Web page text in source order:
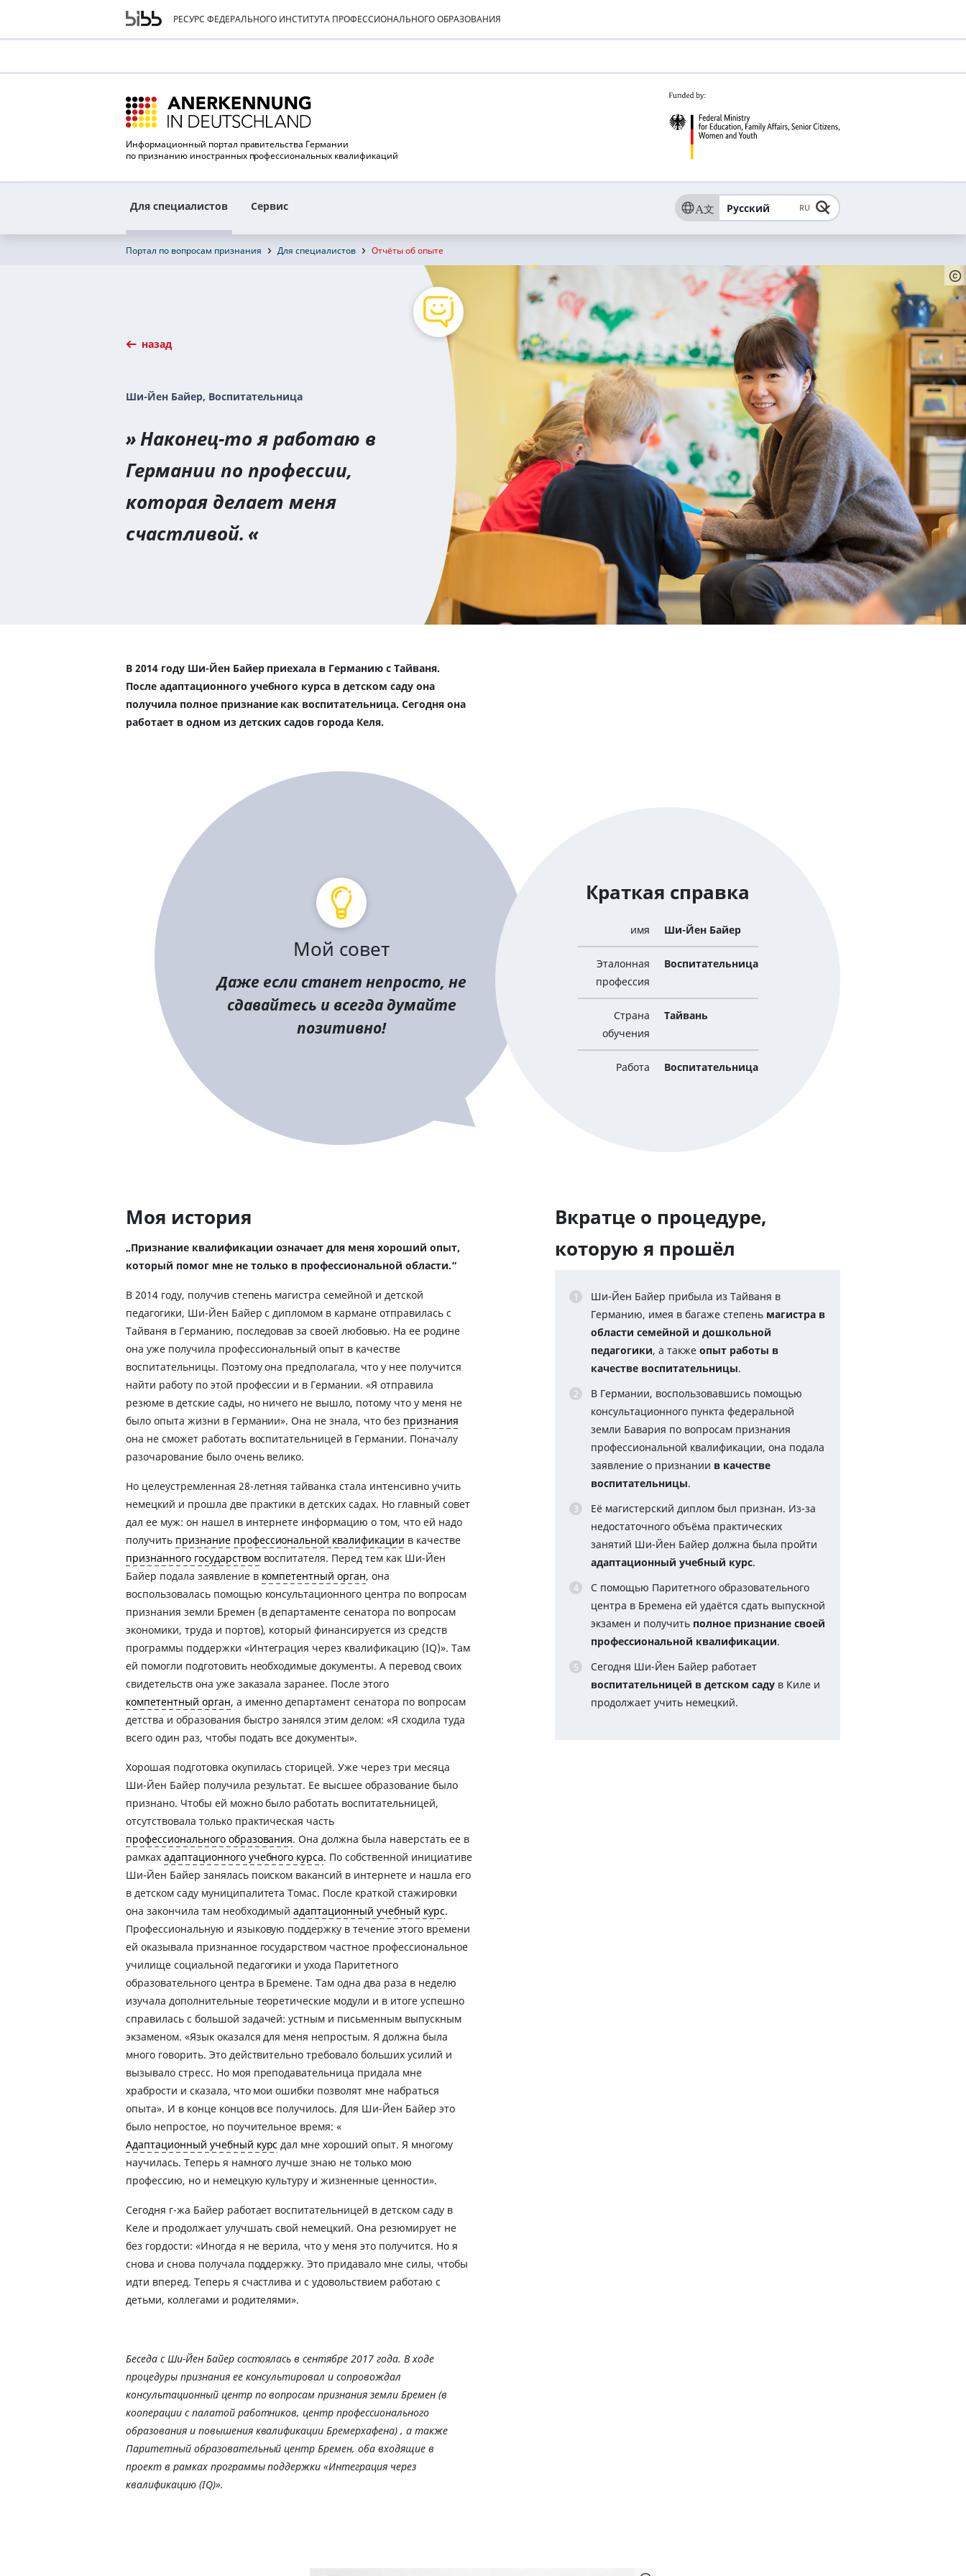
РЕСУРС ФЕДЕРАЛЬНОГО ИНСТИТУТА ПРОФЕССИОНАЛЬНОГО ОБРАЗОВАНИЯ
Информационный портал правительства Германии
по признанию иностранных профессиональных квалификаций
Для специалистов Сервис Русский RU
Портал по вопросам признания Для специалистов Отчёты об опыте
назад
Ши-Йен Байер, Воспитательница
Наконец-то я работаю в
Германии по профессии,
которая делает меня
счастливой.
В 2014 году Ши-Йен Байер приехала в Германию с Тайваня.
После адаптационного учебного курса в детском саду она
получила полное признание как воспитательница. Сегодня она
работает в одном из детских садов города Келя.
Мой совет
Даже если станет непросто, не
сдавайтесь и всегда думайте
позитивно!
Краткая справка
имя Ши-Йен Байер
Эталонная
профессия
Воспитательница
Страна
обучения
Тайвань
Работа Воспитательница
Моя история
„Признание квалификации означает для меня хороший опыт,
который помог мне не только в профессиональной области.“
В 2014 году, получив степень магистра семейной и детской
педагогики, Ши-Йен Байер с дипломом в кармане отправилась с
Тайваня в Германию, последовав за своей любовью. На ее родине
она уже получила профессиональный опыт в качестве
воспитательницы. Поэтому она предполагала, что у нее получится
найти работу по этой профессии и в Германии. «Я отправила
резюме в детские сады, но ничего не вышло, потому что у меня не
было опыта жизни в Германии». Она не знала, что без признания
она не сможет работать воспитательницей в Германии. Поначалу
разочарование было очень велико.
Но целеустремленная 28-летняя тайванка стала интенсивно учить
немецкий и прошла две практики в детских садах. Но главный совет
дал ее муж: он нашел в интернете информацию о том, что ей надо
получить признание профессиональной квалификации в качестве
признанного государствомвоспитателя. Перед тем как Ши-Йен
Байер подала заявление в компетентный орган, она
воспользовалась помощью консультационного центра по вопросам
признания земли Бремен (в департаменте сенатора по вопросам
экономики, труда и портов), который финансируется из средств
программы поддержки «Интеграция через квалификацию (IQ)». Там
ей помогли подготовить необходимые документы. А перевод своих
свидетельств она уже заказала заранее. После этого
компетентный орган, а именно департамент сенатора по вопросам
детства и образования быстро занялся этим делом: «Я сходила туда
всего один раз, чтобы подать все документы».
Хорошая подготовка окупилась сторицей. Уже через три месяца
Ши-Йен Байер получила результат. Ее высшее образование было
признано. Чтобы ей можно было работать воспитательницей,
отсутствовала только практическая часть
профессионального образования. Она должна была наверстать ее в
рамках адаптационного учебного курса. По собственной инициативе
Ши-Йен Байер занялась поиском вакансий в интернете и нашла его
в детском саду муниципалитета Томас. После краткой стажировки
она закончила там необходимыйадаптационный учебный курс.
Профессиональную и языковую поддержку в течение этого времени
ей оказывала признанное государством частное профессиональное
училище социальной педагогики и ухода Паритетного
образовательного центра в Бремене. Там одна два раза в неделю
изучала дополнительные теоретические модули и в итоге успешно
справилась с большой задачей: устным и письменным выпускным
экзаменом. «Язык оказался для меня непростым. Я должна была
много говорить. Это действительно требовало больших усилий и
вызывало стресс. Но моя преподавательница придала мне
храбрости и сказала, что мои ошибки позволят мне набраться
опыта». И в конце концов все получилось. Для Ши-Йен Байер это
было непростое, но поучительное время: «
Адаптационный учебный курс дал мне хороший опыт. Я многому
научилась. Теперь я намного лучше знаю не только мою
профессию, но и немецкую культуру и жизненные ценности».
Сегодня г-жа Байер работает воспитательницей в детском саду в
Келе и продолжает улучшать свой немецкий. Она резюмирует не
без гордости: «Иногда я не верила, что у меня это получится. Но я
снова и снова получала поддержку. Это придавало мне силы, чтобы
идти вперед. Теперь я счастлива и с удовольствием работаю с
детьми, коллегами и родителями».
Беседа с Ши-Йен Байер состоялась в сентябре 2017 года. В ходе
процедуры признания ее консультировал и сопровождал
консультационный центр по вопросам признания земли Бремен (в
кооперации с палатой работников, центр профессионального
образования и повышения квалификации Бремерхафена) , а также
Паритетный образовательный центр Бремен, оба входящие в
проект в рамках программы поддержки «Интеграция через
квалификацию (IQ)».
Вкратце о процедуре,
которую я прошёл
Ши-Йен Байер прибыла из Тайваня в
Германию, имея в багаже степень магистра в
области семейной и дошкольной
педагогики, а такжеопыт работы в
качестве воспитательницы.
В Германии, воспользовавшись помощью
консультационного пункта федеральной
земли Бавария по вопросам признания
профессиональной квалификации, она подала
заявление о признании в качестве
воспитательницы.
Её магистерский диплом был признан. Из-за
недостаточного объёма практических
занятий Ши-Йен Байер должна была пройти
адаптационный учебный курс.
С помощью Паритетного образовательного
центра в Бремена ей удаётся сдать выпускной
экзамен и получить полное признание своей
профессиональной квалификации.
Сегодня Ши-Йен Байер работает
воспитательницей в детском саду в Киле и
продолжает учить немецкий.